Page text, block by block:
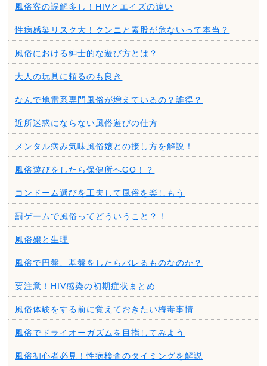
風俗客の誤解多し！HIVとエイズの違い
性病感染リスク大！クンニと素股が危ないって本当？
風俗における紳士的な遊び方とは？
大人の玩具に頼るのも良き
なんで地雷系専門風俗が増えているの？誰得？
近所迷惑にならない風俗遊びの仕方
メンタル病み気味風俗嬢との接し方を解説！
風俗遊びをしたら保健所へGO！？
コンドーム選びを工夫して風俗を楽しもう
罰ゲームで風俗ってどういうこと？！
風俗嬢と生理
風俗で円盤、基盤をしたらバレるものなのか？
要注意！HIV感染の初期症状まとめ
風俗体験をする前に覚えておきたい梅毒事情
風俗でドライオーガズムを目指してみよう
風俗初心者必見！性病検査のタイミングを解説